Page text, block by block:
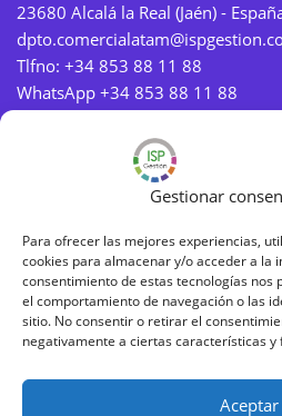
Gestionar
Para ofrecer las mejores experiencias,
cookies para almacenar y/o acceder a la
consentimiento de estas tecnologías
el comportamiento de navegación o las
sitio. No consentir o retirar el
negativamente a ciertas características y
Aceptar
23680 Alcalá la Real (Jaén) -
Tlfno: +34 853 88 11 88
WhatsApp +34 853 88 11 88
Política de Cookies
Política de Privacidad